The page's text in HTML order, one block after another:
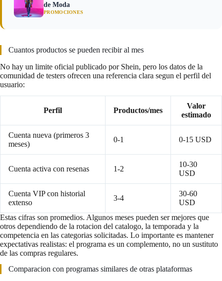
de Moda
PROMOCIONES
Cuantos productos se pueden recibir al mes
No hay un limite oficial publicado por Shein, pero los datos de la
comunidad de testers ofrecen una referencia clara segun el perfil del
usuario:
Perfil Productos/mes
Valor
estimado
Cuenta nueva (primeros 3
meses)
0-1 0-15 USD
Cuenta activa con resenas 1-2
10-30
USD
Cuenta VIP con historial
extenso
3-4
30-60
USD
Estas cifras son promedios. Algunos meses pueden ser mejores que
otros dependiendo de la rotacion del catalogo, la temporada y la
competencia en las categorias solicitadas. Lo importante es mantener
expectativas realistas: el programa es un complemento, no un sustituto
de las compras regulares.
Comparacion con programas similares de otras plataformas